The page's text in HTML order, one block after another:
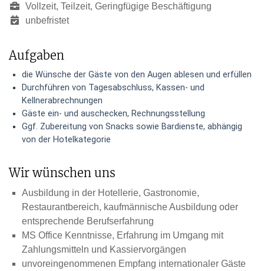
Vollzeit, Teilzeit, Geringfügige Beschäftigung
unbefristet
Aufgaben
die Wünsche der Gäste von den Augen ablesen und erfüllen
Durchführen von Tagesabschluss, Kassen- und
Kellnerabrechnungen
Gäste ein- und auschecken, Rechnungsstellung
Ggf. Zubereitung von Snacks sowie Bardienste, abhängig
von der Hotelkategorie
Wir wünschen uns
Ausbildung in der Hotellerie, Gastronomie,
Restaurantbereich, kaufmännische Ausbildung oder
entsprechende Berufserfahrung
MS Office Kenntnisse, Erfahrung im Umgang mit
Zahlungsmitteln und Kassiervorgängen
unvoreingenommenen Empfang internationaler Gäste